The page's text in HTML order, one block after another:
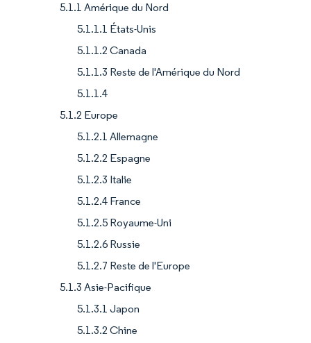
5.1.1 Amérique du Nord
5.1.1.1 États-Unis
5.1.1.2 Canada
5.1.1.3 Reste de l'Amérique du Nord
5.1.1.4
5.1.2 Europe
5.1.2.1 Allemagne
5.1.2.2 Espagne
5.1.2.3 Italie
5.1.2.4 France
5.1.2.5 Royaume-Uni
5.1.2.6 Russie
5.1.2.7 Reste de l'Europe
5.1.3 Asie-Pacifique
5.1.3.1 Japon
5.1.3.2 Chine